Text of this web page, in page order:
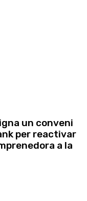
un conveni
per reactivar
a la